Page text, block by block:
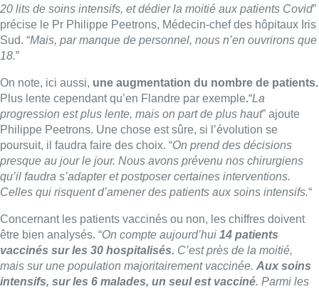
20 lits de soins intensifs, et dédier la moitié aux patients Covid”
précise le Pr Philippe Peetrons, Médecin-chef des hôpitaux Iris
Sud. “Mais, par manque de personnel, nous n’en ouvrirons que
18.”
On note, ici aussi, une augmentation du nombre de patients.
Plus lente cependant qu’en Flandre par exemple.“La
progression est plus lente, mais on part de plus haut” ajoute
Philippe Peetrons. Une chose est sûre, si l’évolution se
poursuit, il faudra faire des choix. “On prend des décisions
presque au jour le jour. Nous avons prévenu nos chirurgiens
qu’il faudra s’adapter et postposer certaines interventions.
Celles qui risquent d’amener des patients aux soins intensifs.“
Concernant les patients vaccinés ou non, les chiffres doivent
être bien analysés. “On compte aujourd’hui 14 patients
vaccinés sur les 30 hospitalisés. C’est près de la moitié,
mais sur une population majoritairement vaccinée. Aux soins
intensifs, sur les 6 malades, un seul est vacciné. Parmi les